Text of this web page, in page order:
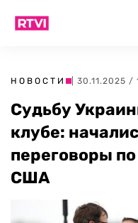
НОВОСТИ | 30.11.2025 /
Судьбу
клубе:
переговоры
США